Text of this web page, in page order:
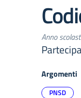
Anno
Argomenti
PNSD